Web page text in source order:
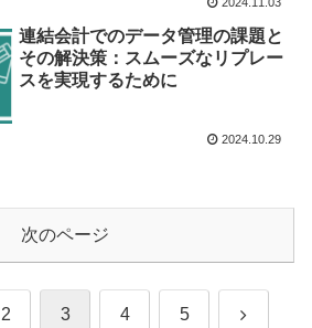
2024.11.03
連結会計でのデータ管理の課題と
その解決策：スムーズなリプレー
スを実現するために
2024.10.29
次のページ
2 3 4 5 次